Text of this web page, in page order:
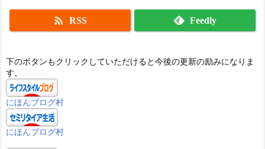
 RSS Feedly
下のボタンもクリックしていただけると今後の更新の励みになりま
す。
にほんブログ村
にほんブログ村